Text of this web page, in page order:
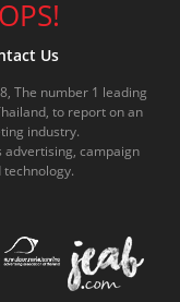
t
.
t
o
k
.
c
m
Us
The number 1 leading
to report on an
industry.
advertising, campaign